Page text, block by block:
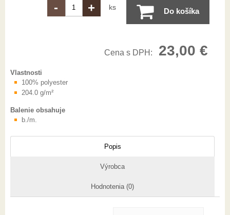
- + ks Do košíka
Cena s DPH: 23,00 €
Vlastnosti
100% polyester
204.0 g/m²
Balenie obsahuje
b./m.
Popis
Výrobca
Hodnotenia (0)